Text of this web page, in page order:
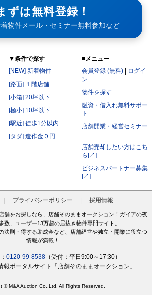
ずは無料登録！
着物件メール・セミナー無料参加など
▼条件で探す
[NEW] 新着物件
[路面] １階店舗
[小箱] 20坪以下
[極小] 10坪以下
[駅近] 徒歩1分以内
[タダ] 造作金０円
■メニュー
会員登録 (無料)
ログイ
ン
物件を探す
融資・借入れ無料サポー
ト
店舗開業・経営セミナー
店舗売却したい方はこち
ら[↗]
ビジネスパートナー募集
[↗]
プライバシーポリシー 採用情報
舗をお探しなら、店舗そのままオークション！ガイアの夜
数、ユーザー13万超の居抜き物件専門サイト。
法則・得する助成金など、店舗経営や独立・開業に役立つ
情報が満載！
0120-99-8538（受付：平日9:00～17:30）
報ポータルサイト「店舗そのままオークション」
© M&A Auction Co.,Ltd. All Rights Reserved.